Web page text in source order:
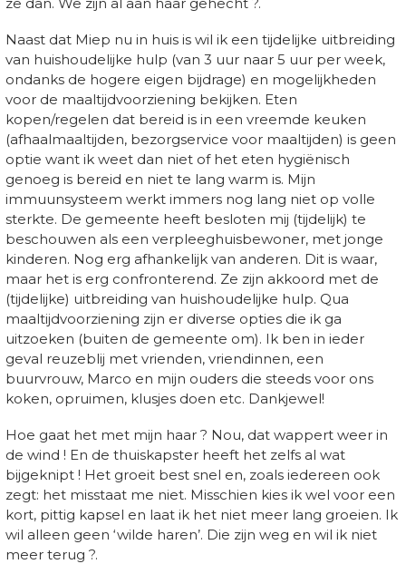
Naast dat Miep nu in huis is wil ik een tijdelijke uitbreiding
van huishoudelijke hulp (van 3 uur naar 5 uur per week,
ondanks de hogere eigen bijdrage) en mogelijkheden
voor de maaltijdvoorziening bekijken. Eten
kopen/regelen dat bereid is in een vreemde keuken
(afhaalmaaltijden, bezorgservice voor maaltijden) is geen
optie want ik weet dan niet of het eten hygiënisch
genoeg is bereid en niet te lang warm is. Mijn
immuunsysteem werkt immers nog lang niet op volle
sterkte. De gemeente heeft besloten mij (tijdelijk) te
beschouwen als een verpleeghuisbewoner, met jonge
kinderen. Nog erg afhankelijk van anderen. Dit is waar,
maar het is erg confronterend. Ze zijn akkoord met de
(tijdelijke) uitbreiding van huishoudelijke hulp. Qua
maaltijdvoorziening zijn er diverse opties die ik ga
uitzoeken (buiten de gemeente om). Ik ben in ieder
geval reuzeblij met vrienden, vriendinnen, een
buurvrouw, Marco en mijn ouders die steeds voor ons
koken, opruimen, klusjes doen etc. Dankjewel!
Hoe gaat het met mijn haar ? Nou, dat wappert weer in
de wind ! En de thuiskapster heeft het zelfs al wat
bijgeknipt ! Het groeit best snel en, zoals iedereen ook
zegt: het misstaat me niet. Misschien kies ik wel voor een
kort, pittig kapsel en laat ik het niet meer lang groeien. Ik
wil alleen geen ‘wilde haren’. Die zijn weg en wil ik niet
meer terug ?.